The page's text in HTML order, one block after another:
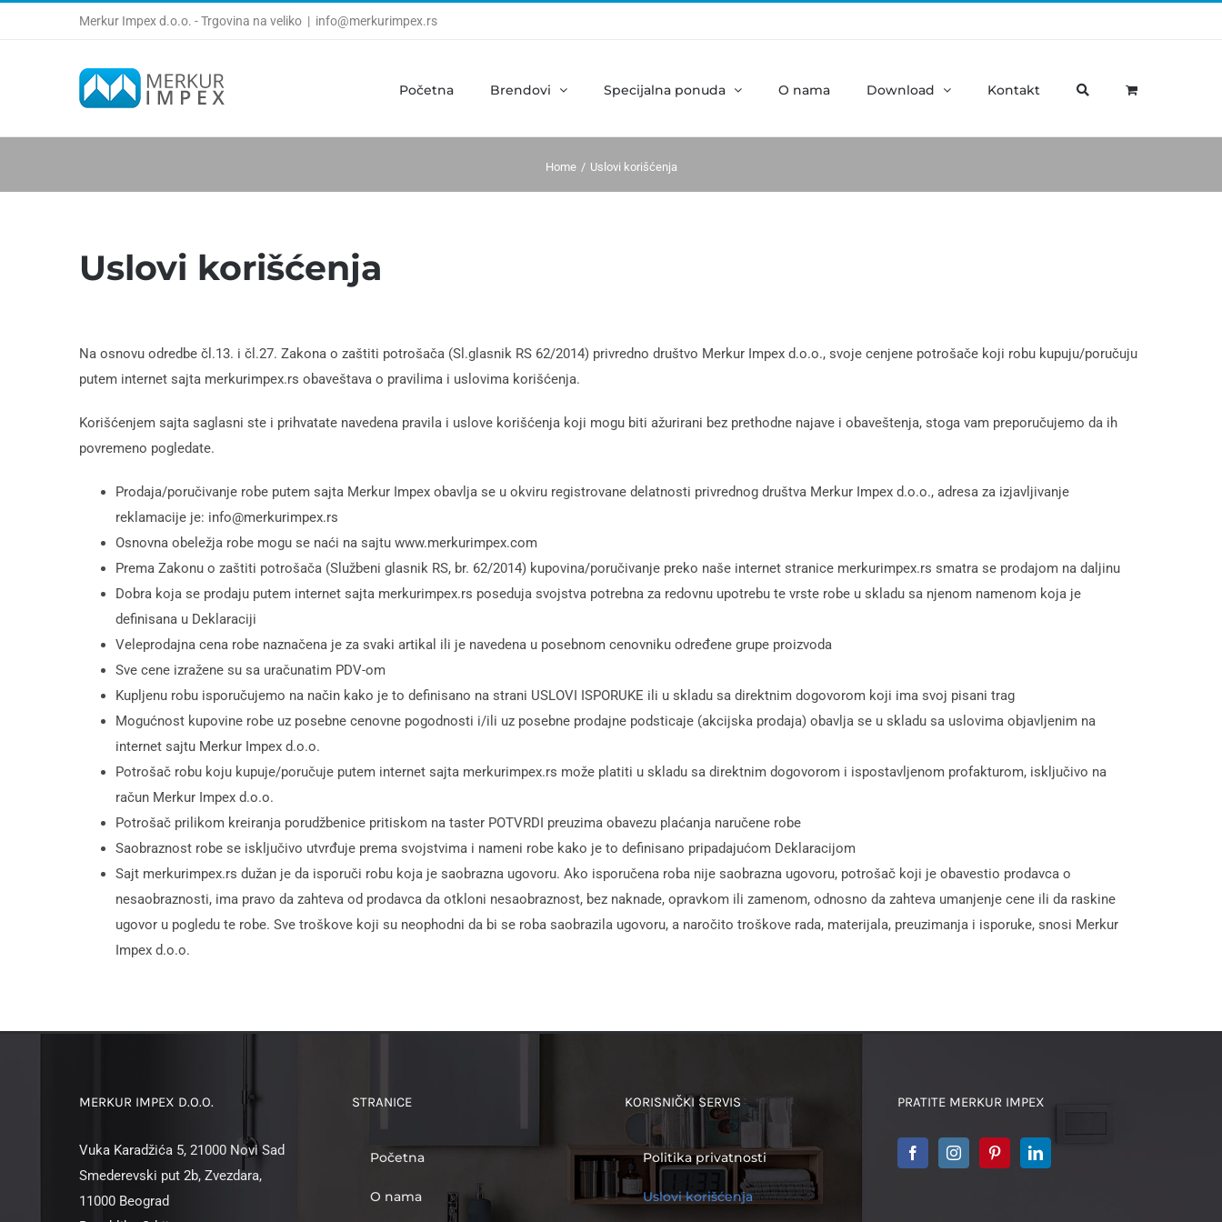
Merkur Impex d.o.o. - Trgovina na veliko | info@merkurimpex.rs
Početna Brendovi Specijalna ponuda O nama Download Kontakt
Home Uslovi korišćenja
Uslovi korišćenja
Na osnovu odredbe čl.13. i čl.27. Zakona o zaštiti potrošača (Sl.glasnik RS 62/2014) privredno društvo Merkur Impex d.o.o., svoje cenjene potrošače koji robu kupuju/poručuju
putem internet sajta merkurimpex.rs obaveštava o pravilima i uslovima korišćenja.
Korišćenjem sajta saglasni ste i prihvatate navedena pravila i uslove korišćenja koji mogu biti ažurirani bez prethodne najave i obaveštenja, stoga vam preporučujemo da ih
povremeno pogledate.
Prodaja/poručivanje robe putem sajta Merkur Impex obavlja se u okviru registrovane delatnosti privrednog društva Merkur Impex d.o.o., adresa za izjavljivanje
reklamacije je: info@merkurimpex.rs
Osnovna obeležja robe mogu se naći na sajtu www.merkurimpex.com
Prema Zakonu o zaštiti potrošača (Službeni glasnik RS, br. 62/2014) kupovina/poručivanje preko naše internet stranice merkurimpex.rs smatra se prodajom na daljinu
Dobra koja se prodaju putem internet sajta merkurimpex.rs poseduja svojstva potrebna za redovnu upotrebu te vrste robe u skladu sa njenom namenom koja je
definisana u Deklaraciji
Veleprodajna cena robe naznačena je za svaki artikal ili je navedena u posebnom cenovniku određene grupe proizvoda
Sve cene izražene su sa uračunatim PDV-om
Kupljenu robu isporučujemo na način kako je to definisano na strani USLOVI ISPORUKE ili u skladu sa direktnim dogovorom koji ima svoj pisani trag
Mogućnost kupovine robe uz posebne cenovne pogodnosti i/ili uz posebne prodajne podsticaje (akcijska prodaja) obavlja se u skladu sa uslovima objavljenim na
internet sajtu Merkur Impex d.o.o.
Potrošač robu koju kupuje/poručuje putem internet sajta merkurimpex.rs može platiti u skladu sa direktnim dogovorom i ispostavljenom profakturom, isključivo na
račun Merkur Impex d.o.o.
Potrošač prilikom kreiranja porudžbenice pritiskom na taster POTVRDI preuzima obavezu plaćanja naručene robe
Saobraznost robe se isključivo utvrđuje prema svojstvima i nameni robe kako je to definisano pripadajućom Deklaracijom
Sajt merkurimpex.rs dužan je da isporuči robu koja je saobrazna ugovoru. Ako isporučena roba nije saobrazna ugovoru, potrošač koji je obavestio prodavca o
nesaobraznosti, ima pravo da zahteva od prodavca da otkloni nesaobraznost, bez naknade, opravkom ili zamenom, odnosno da zahteva umanjenje cene ili da raskine
ugovor u pogledu te robe. Sve troškove koji su neophodni da bi se roba saobrazila ugovoru, a naročito troškove rada, materijala, preuzimanja i isporuke, snosi Merkur
Impex d.o.o.
MERKUR IMPEX D.O.O.
Vuka Karadžića 5, 21000 Novi Sad
Smederevski put 2b, Zvezdara,
11000 Beograd
STRANICE
Početna
O nama
KORISNIČKI SERVIS
Politika privatnosti
Uslovi korišćenja
PRATITE MERKUR IMPEX